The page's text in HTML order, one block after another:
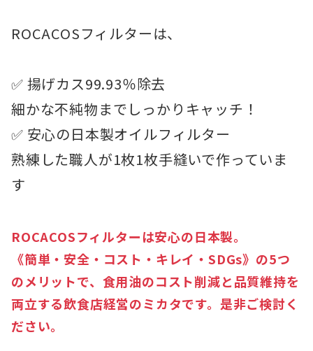
ROCACOSフィルターは、
✅ 揚げカス99.93％除去
細かな不純物までしっかりキャッチ！
✅ 安心の日本製オイルフィルター
熟練した職人が1枚1枚手縫いで作っていま
す
ROCACOSフィルターは安心の日本製。
《簡単・安全・コスト・キレイ・SDGs》の5つ
のメリットで、食用油のコスト削減と品質維持を
両立する飲食店経営のミカタです。是非ご検討く
ださい。